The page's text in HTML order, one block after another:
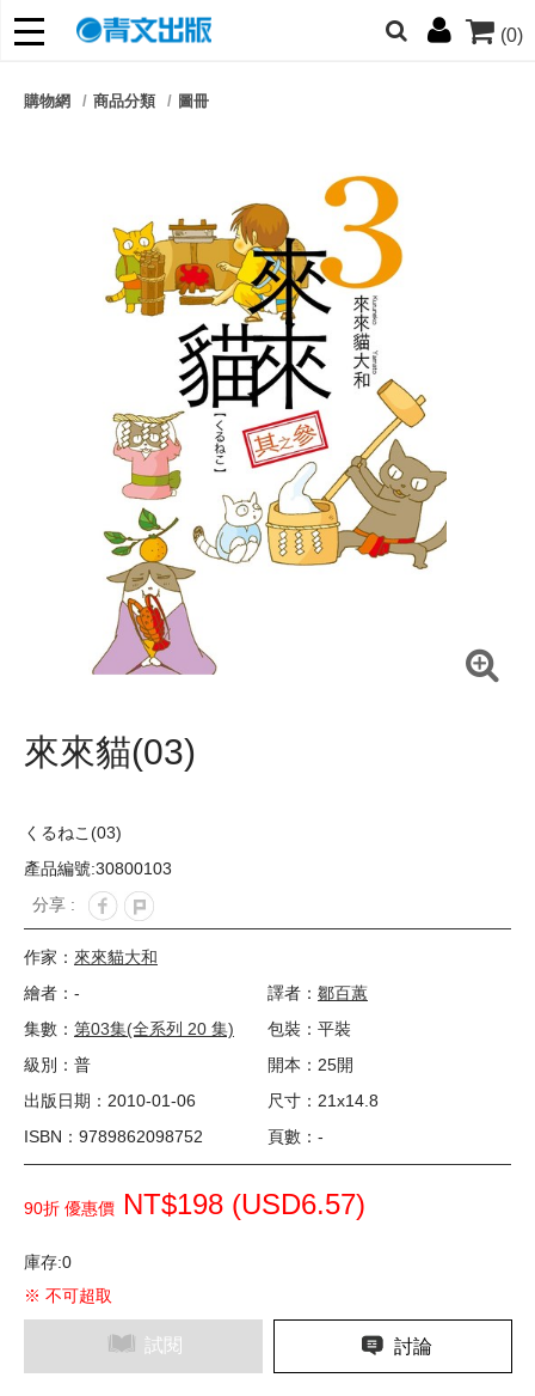
(0)
朋友們，提高警覺！
購物網 商品分類 圖冊
來來貓(03)
くるねこ(03)
產品編號:30800103
分享 :
作家： 來來貓大和
繪者：-
譯者： 鄒百蕙
集數： 第03集(全系列 20 集)
包裝：平裝
級別：普
開本：25開
出版日期：2010-01-06
尺寸：21x14.8
ISBN：9789862098752
頁數：-
90折 優惠價 NT$198 (USD6.57)
庫存:0
※ 不可超取
試閱 討論